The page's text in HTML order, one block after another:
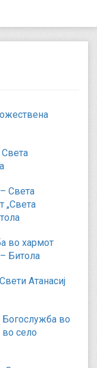
Света
„Света
во хармот
Битола
Атанасиј
Богослужба во
во село